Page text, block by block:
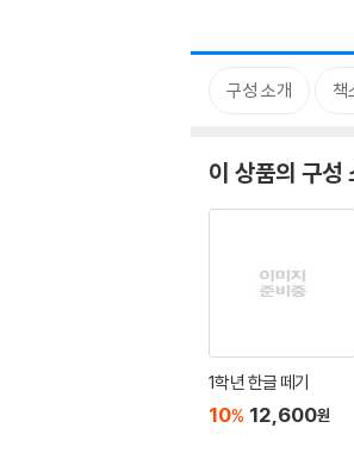
구성 소개 책
이 상품의 구성
1학년 한글 떼기
10% 12,600원